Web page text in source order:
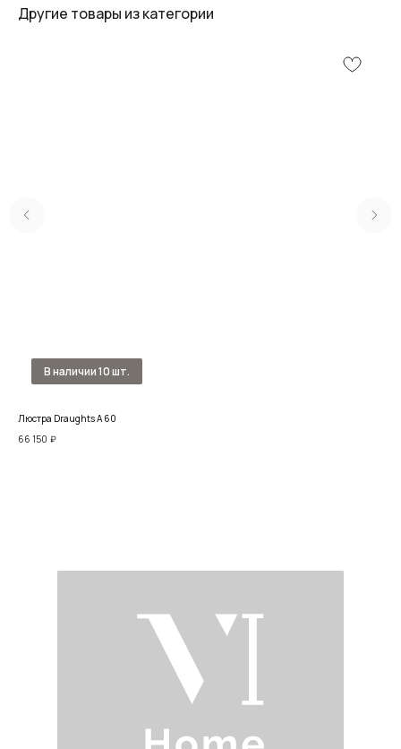
Другие товары из категории
Люстра Draughts A 60
66 150 ₽